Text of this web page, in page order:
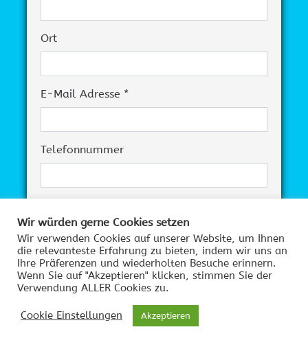
Ort
E-Mail Adresse *
Telefonnummer
Datenschutzerklärung
Die personenbezogenen Daten, die Sie uns im
Wir würden gerne Cookies setzen
Wir verwenden Cookies auf unserer Website, um Ihnen
die relevanteste Erfahrung zu bieten, indem wir uns an
Ihre Präferenzen und wiederholten Besuche erinnern.
Wenn Sie auf "Akzeptieren" klicken, stimmen Sie der
Verwendung ALLER Cookies zu.
Cookie Einstellungen Akzeptieren